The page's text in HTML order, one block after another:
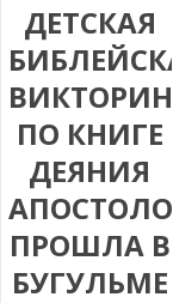
ДЕТСКАЯ
ВИКТОРИНА
ПО КНИГЕ
ДЕЯНИЯ
АПОСТОЛОВ
ПРОШЛА В
БУГУЛЬМЕ